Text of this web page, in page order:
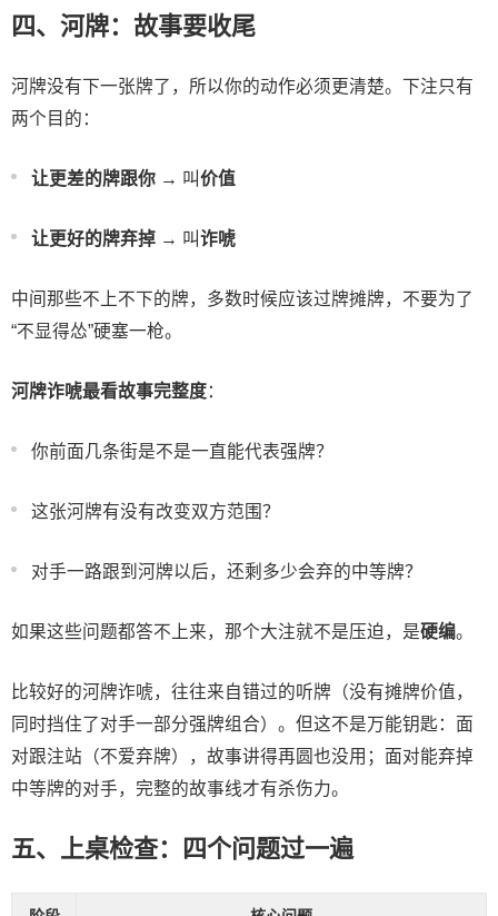
四、河牌：故事要收尾
河牌没有下一张牌了，所以你的动作必须更清楚。下注只有
两个目的：
让更差的牌跟你 → 叫价值
让更好的牌弃掉 → 叫诈唬
中间那些不上不下的牌，多数时候应该过牌摊牌，不要为了
“不显得怂”硬塞一枪。
河牌诈唬最看故事完整度：
你前面几条街是不是一直能代表强牌？
这张河牌有没有改变双方范围？
对手一路跟到河牌以后，还剩多少会弃的中等牌？
如果这些问题都答不上来，那个大注就不是压迫，是硬编。
比较好的河牌诈唬，往往来自错过的听牌（没有摊牌价值，
同时挡住了对手一部分强牌组合）。但这不是万能钥匙：面
对跟注站（不爱弃牌），故事讲得再圆也没用；面对能弃掉
中等牌的对手，完整的故事线才有杀伤力。
五、上桌检查：四个问题过一遍